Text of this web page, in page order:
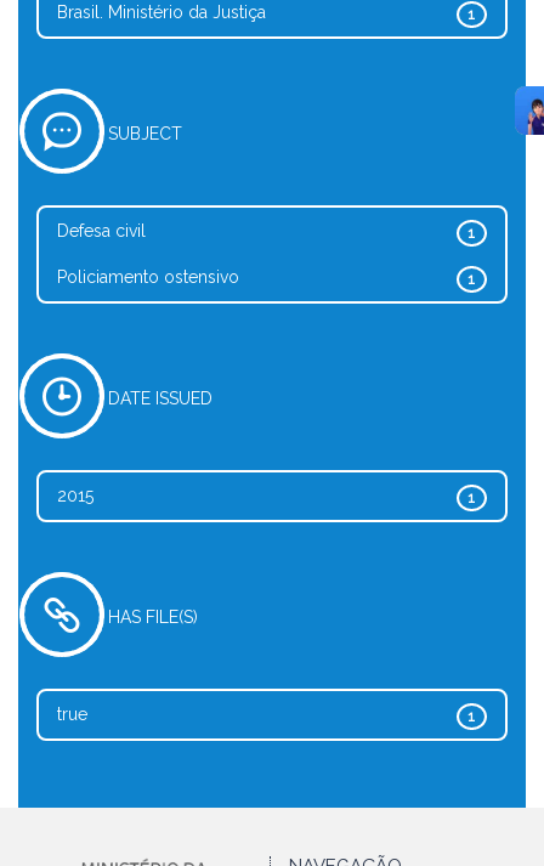
1
Brasil. Ministério da Justiça
SUBJECT
1
Defesa civil
1
Policiamento ostensivo
DATE ISSUED
1
2015
HAS FILE(S)
1
true